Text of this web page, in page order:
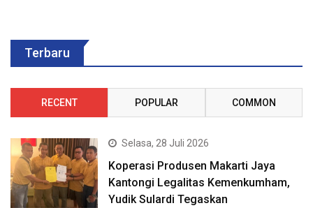
Terbaru
RECENT POPULAR COMMON
Selasa, 28 Juli 2026
Koperasi Produsen Makarti Jaya
Kantongi Legalitas Kemenkumham,
Yudik Sulardi Tegaskan